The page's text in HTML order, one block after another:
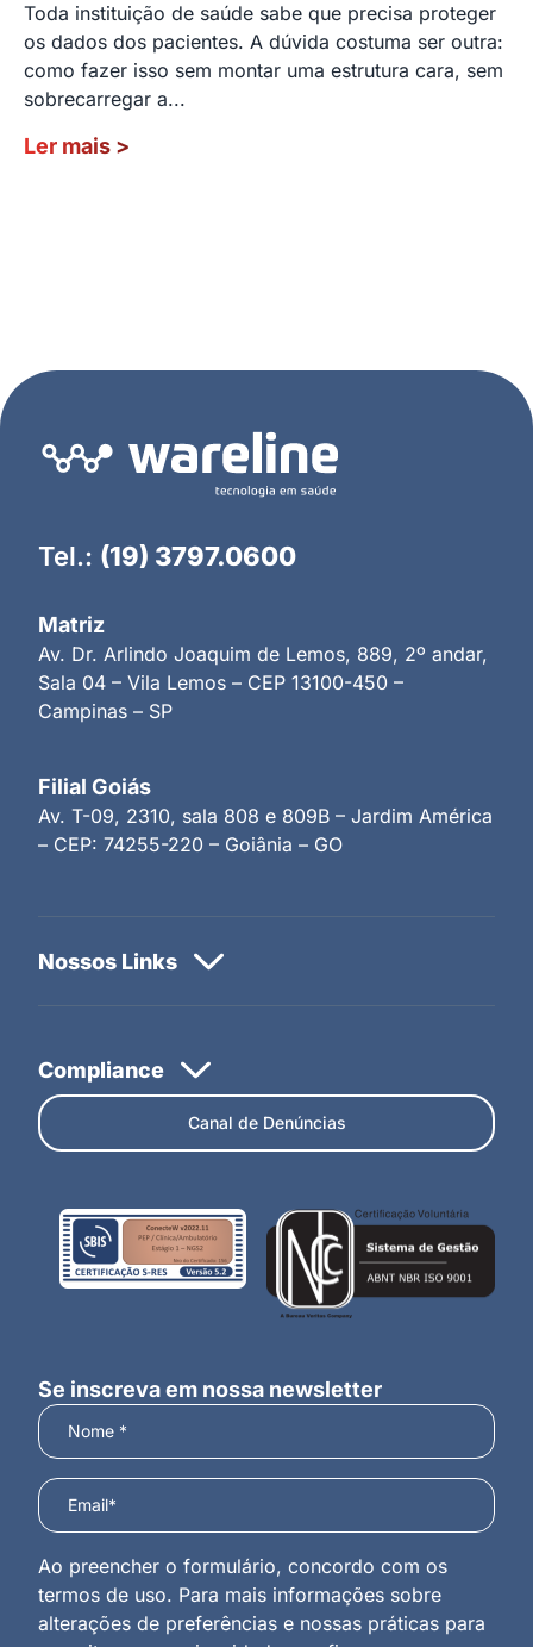
Toda instituição de saúde sabe que precisa proteger
os dados dos pacientes. A dúvida costuma ser outra:
como fazer isso sem montar uma estrutura cara, sem
sobrecarregar a...
Ler mais >
Tel.: (19) 3797.0600
Matriz
Av. Dr. Arlindo Joaquim de Lemos, 889, 2º andar,
Sala 04 – Vila Lemos – CEP 13100-450 –
Campinas – SP
Filial Goiás
Av. T-09, 2310, sala 808 e 809B – Jardim América
– CEP: 74255-220 – Goiânia – GO
Canal de Denúncias
Se inscreva em nossa newsletter
Ao preencher o formulário, concordo com os
termos de uso. Para mais informações sobre
alterações de preferências e nossas práticas para